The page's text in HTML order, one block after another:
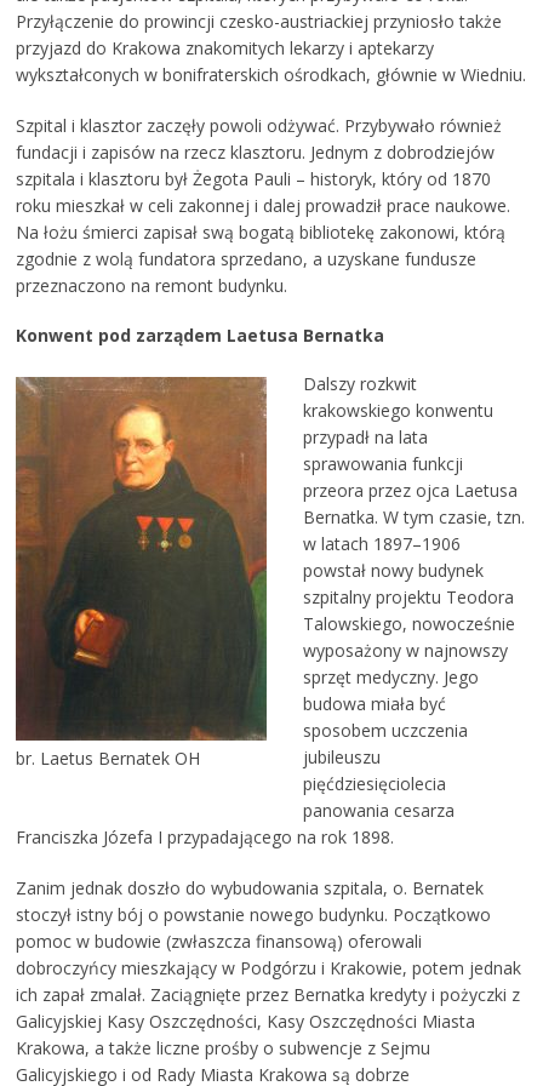
Przyłączenie do prowincji czesko-austriackiej przyniosło także
przyjazd do Krakowa znakomitych lekarzy i aptekarzy
wykształconych w bonifraterskich ośrodkach, głównie w Wiedniu.
Szpital i klasztor zaczęły powoli odżywać. Przybywało również
fundacji i zapisów na rzecz klasztoru. Jednym z dobrodziejów
szpitala i klasztoru był Żegota Pauli – historyk, który od 1870
roku mieszkał w celi zakonnej i dalej prowadził prace naukowe.
Na łożu śmierci zapisał swą bogatą bibliotekę zakonowi, którą
zgodnie z wolą fundatora sprzedano, a uzyskane fundusze
przeznaczono na remont budynku.
Konwent pod zarządem Laetusa Bernatka
br. Laetus Bernatek OH
Dalszy rozkwit
krakowskiego konwentu
przypadł na lata
sprawowania funkcji
przeora przez ojca Laetusa
Bernatka. W tym czasie, tzn.
w latach 1897–1906
powstał nowy budynek
szpitalny projektu Teodora
Talowskiego, nowocześnie
wyposażony w najnowszy
sprzęt medyczny. Jego
budowa miała być
sposobem uczczenia
jubileuszu
pięćdziesięciolecia
panowania cesarza
Franciszka Józefa I przypadającego na rok 1898.
Zanim jednak doszło do wybudowania szpitala, o. Bernatek
stoczył istny bój o powstanie nowego budynku. Początkowo
pomoc w budowie (zwłaszcza finansową) oferowali
dobroczyńcy mieszkający w Podgórzu i Krakowie, potem jednak
ich zapał zmalał. Zaciągnięte przez Bernatka kredyty i pożyczki z
Galicyjskiej Kasy Oszczędności, Kasy Oszczędności Miasta
Krakowa, a także liczne prośby o subwencje z Sejmu
Galicyjskiego i od Rady Miasta Krakowa są dobrze